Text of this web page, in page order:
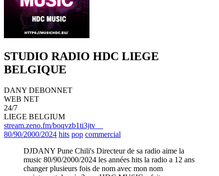
STUDIO RADIO HDC LIEGE
BELGIQUE
DANY DEBONNET
WEB NET
24/7
LIEGE BELGIUM
stream.zeno.fm/boqvzb1ti3jtv
80/90/2000/2024 hits pop commercial
DJDANY Pune Chili's Directeur de sa radio aime la
music 80/90/2000/2024 les années hits la radio a 12 ans
changer plusieurs fois de nom avec mon nom